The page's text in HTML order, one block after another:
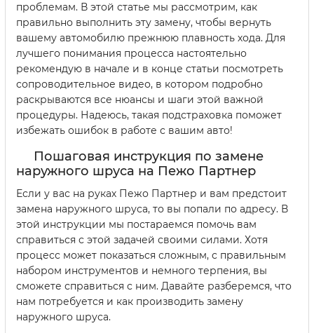
проблемам. В этой статье мы рассмотрим, как
правильно выполнить эту замену, чтобы вернуть
вашему автомобилю прежнюю плавность хода. Для
лучшего понимания процесса настоятельно
рекомендую в начале и в конце статьи посмотреть
сопроводительное видео, в котором подробно
раскрываются все нюансы и шаги этой важной
процедуры. Надеюсь, такая подстраховка поможет
избежать ошибок в работе с вашим авто!
Пошаговая инструкция по замене
наружного шруса на Пежо Партнер
Если у вас на руках Пежо Партнер и вам предстоит
замена наружного шруса, то вы попали по адресу. В
этой инструкции мы постараемся помочь вам
справиться с этой задачей своими силами. Хотя
процесс может показаться сложным, с правильным
набором инструментов и немного терпения, вы
сможете справиться с ним. Давайте разберемся, что
нам потребуется и как производить замену
наружного шруса.